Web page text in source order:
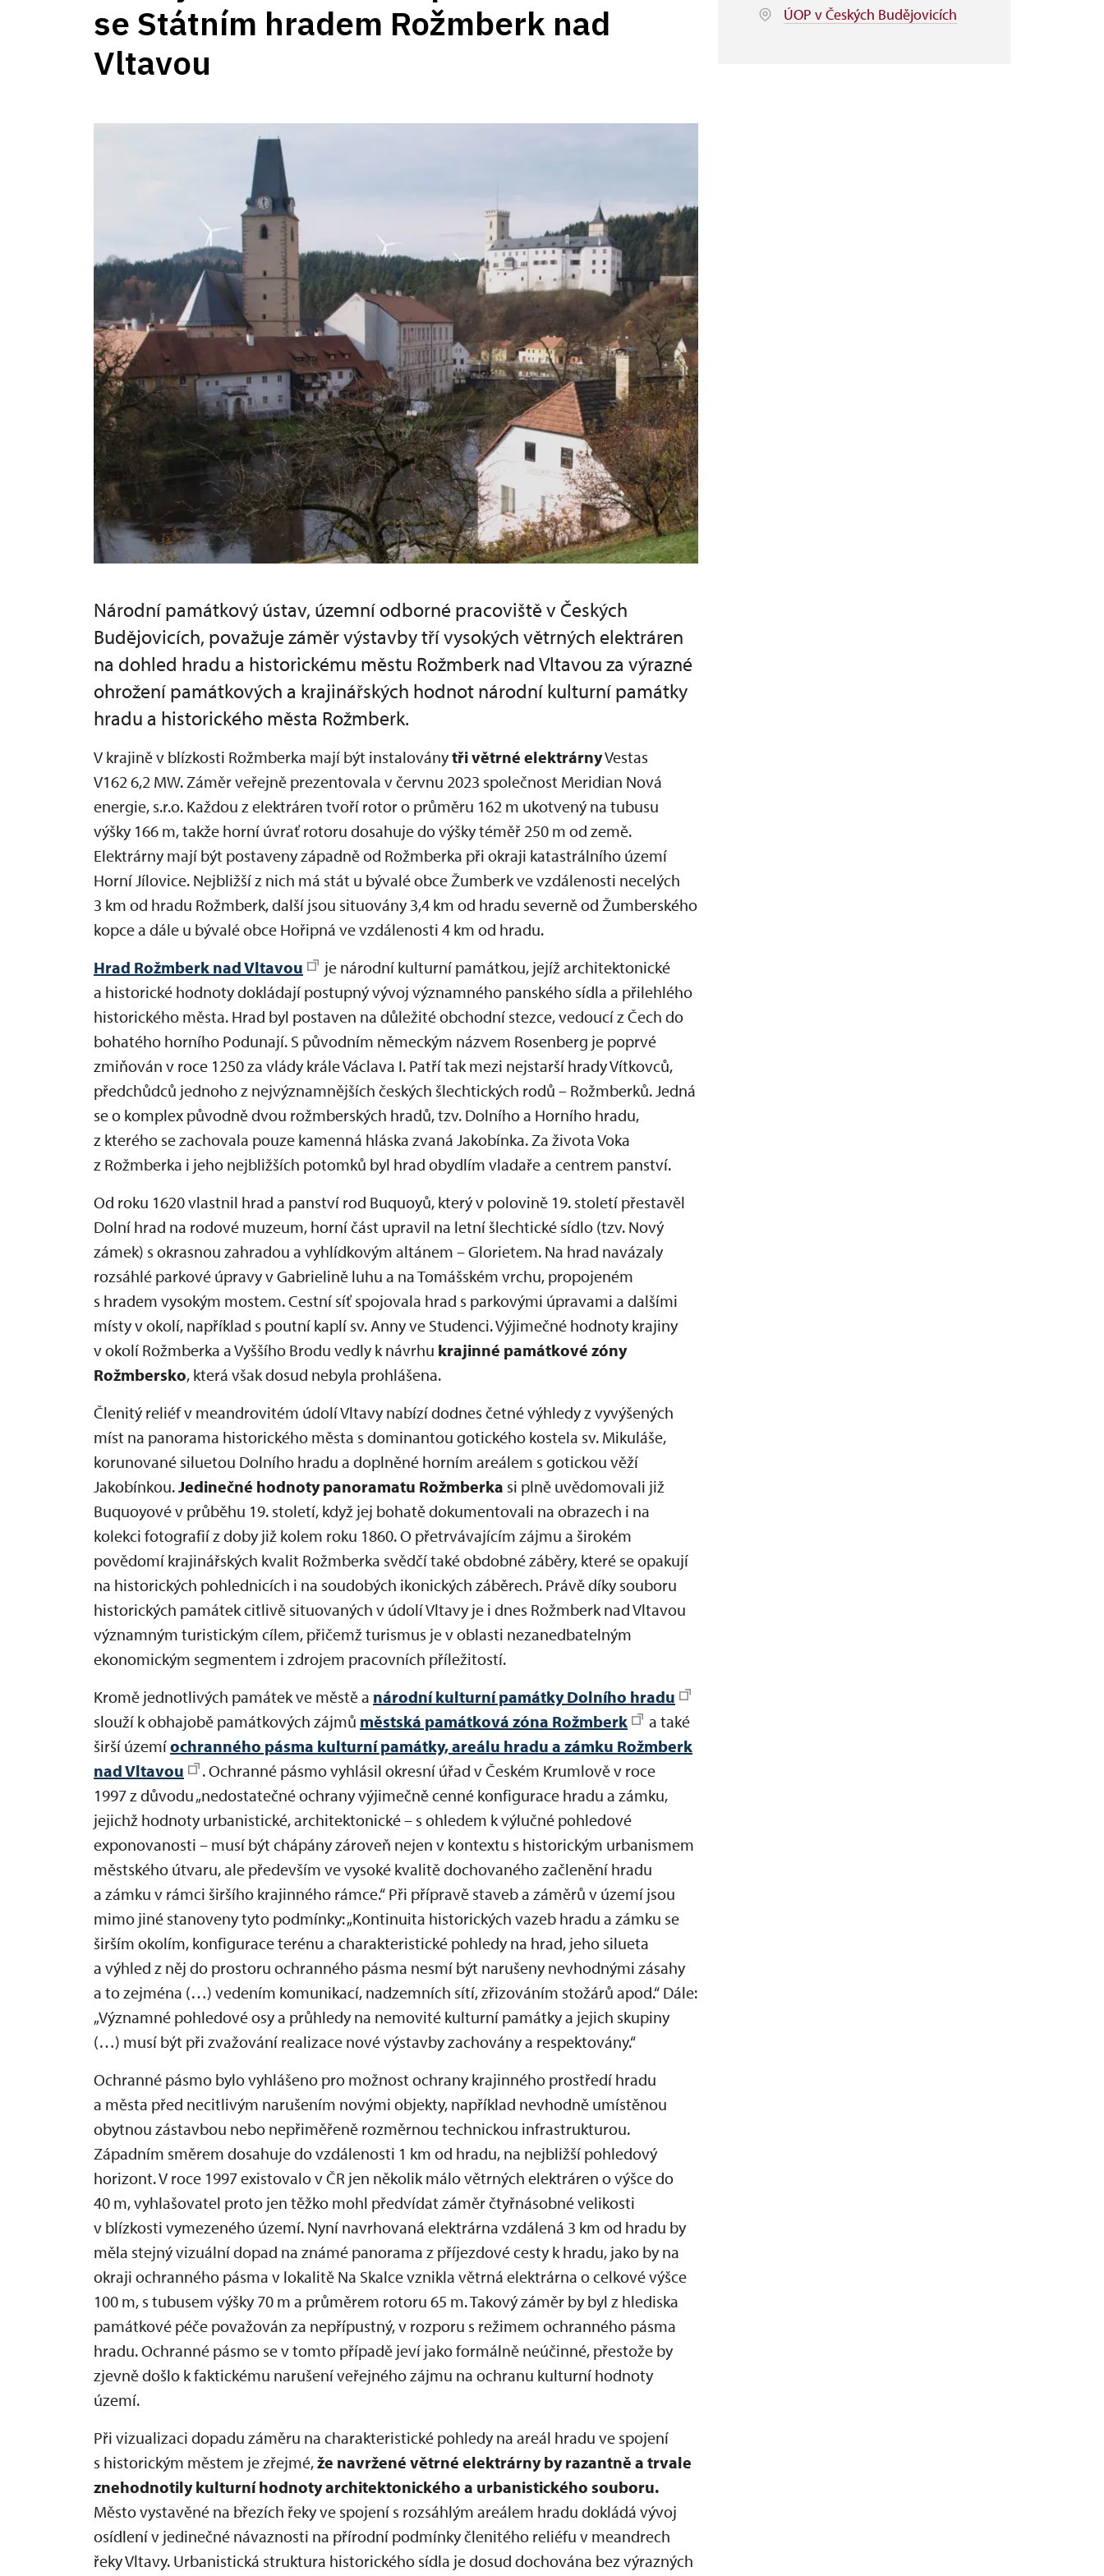
se Státním hradem Rožmberk nad
Vltavou
Národní památkový ústav, územní odborné pracoviště v Českých
Budějovicích, považuje záměr výstavby tří vysokých větrných elektráren
na dohled hradu a historickému městu Rožmberk nad Vltavou za výrazné
ohrožení památkových a krajinářských hodnot národní kulturní památky
hradu a historického města Rožmberk.
V krajině v blízkosti Rožmberka mají být instaloványtři větrné elektrárnyVestas
V162 6,2 MW. Záměr veřejně prezentovala v červnu 2023 společnost Meridian Nová
energie, s.r.o. Každou z elektráren tvoří rotor o průměru 162 m ukotvený na tubusu
výšky 166 m, takže horní úvrať rotoru dosahuje do výšky téměř 250 m od země.
Elektrárny mají být postaveny západně od Rožmberka při okraji katastrálního území
Horní Jílovice. Nejbližší z nich má stát u bývalé obce Žumberk ve vzdálenosti necelých
3 km od hradu Rožmberk, další jsou situovány 3,4 km od hradu severně od Žumberského
kopce a dále u bývalé obce Hořipná ve vzdálenosti 4 km od hradu.
Hrad Rožmberk nad Vltavou
je národní kulturní památkou, jejíž architektonické
a historické hodnoty dokládají postupný vývoj významného panského sídla a přilehlého
historického města. Hrad byl postaven na důležité obchodní stezce, vedoucí z Čech do
bohatého horního Podunají. S původním německým názvem Rosenberg je poprvé
zmiňován v roce 1250 za vlády krále Václava I. Patří tak mezi nejstarší hrady Vítkovců,
předchůdců jednoho z nejvýznamnějších českých šlechtických rodů – Rožmberků. Jedná
se o komplex původně dvou rožmberských hradů, tzv. Dolního a Horního hradu,
z kterého se zachovala pouze kamenná hláska zvaná Jakobínka. Za života Voka
z Rožmberka i jeho nejbližších potomků byl hrad obydlím vladaře a centrem panství.
Od roku 1620 vlastnil hrad a panství rod Buquoyů, který v polovině 19. století přestavěl
Dolní hrad na rodové muzeum, horní část upravil na letní šlechtické sídlo (tzv. Nový
zámek) s okrasnou zahradou a vyhlídkovým altánem – Glorietem. Na hrad navázaly
rozsáhlé parkové úpravy v Gabrielině luhu a na Tomášském vrchu, propojeném
s hradem vysokým mostem. Cestní síť spojovala hrad s parkovými úpravami a dalšími
místy v okolí, například s poutní kaplí sv. Anny ve Studenci. Výjimečné hodnoty krajiny
v okolí Rožmberka a Vyššího Brodu vedly k návrhu krajinné památkové zóny
Rožmbersko, která však dosud nebyla prohlášena.
Členitý reliéf v meandrovitém údolí Vltavy nabízí dodnes četné výhledy z vyvýšených
míst na panorama historického města s dominantou gotického kostela sv. Mikuláše,
korunované siluetou Dolního hradu a doplněné horním areálem s gotickou věží
Jakobínkou.Jedinečné hodnoty panoramatu Rožmberka si plně uvědomovali již
Buquoyové v průběhu 19. století, když jej bohatě dokumentovali na obrazech i na
kolekci fotografií z doby již kolem roku 1860. O přetrvávajícím zájmu a širokém
povědomí krajinářských kvalit Rožmberka svědčí také obdobné záběry, které se opakují
na historických pohlednicích i na soudobých ikonických záběrech. Právě díky souboru
historických památek citlivě situovaných v údolí Vltavy je i dnes Rožmberk nad Vltavou
významným turistickým cílem, přičemž turismus je v oblasti nezanedbatelným
ekonomickým segmentem i zdrojem pracovních příležitostí.
Kromě jednotlivých památek ve městě a národní kulturní památky Dolního hradu
slouží k obhajobě památkových zájmů městská památková zóna Rožmberk
a také
širší územíochranného pásma kulturní památky, areálu hradu a zámku Rožmberk
nad Vltavou
. Ochranné pásmo vyhlásil okresní úřad v Českém Krumlově v roce
1997 z důvodu „nedostatečné ochrany výjimečně cenné konfigurace hradu a zámku,
jejichž hodnoty urbanistické, architektonické – s ohledem k výlučné pohledové
exponovanosti – musí být chápány zároveň nejen v kontextu s historickým urbanismem
městského útvaru, ale především ve vysoké kvalitě dochovaného začlenění hradu
a zámku v rámci širšího krajinného rámce.“ Při přípravě staveb a záměrů v území jsou
mimo jiné stanoveny tyto podmínky: „Kontinuita historických vazeb hradu a zámku se
širším okolím, konfigurace terénu a charakteristické pohledy na hrad, jeho silueta
a výhled z něj do prostoru ochranného pásma nesmí být narušeny nevhodnými zásahy
a to zejména (…) vedením komunikací, nadzemních sítí, zřizováním stožárů apod.“ Dále:
„Významné pohledové osy a průhledy na nemovité kulturní památky a jejich skupiny
(…) musí být při zvažování realizace nové výstavby zachovány a respektovány.“
Ochranné pásmo bylo vyhlášeno pro možnost ochrany krajinného prostředí hradu
a města před necitlivým narušením novými objekty, například nevhodně umístěnou
obytnou zástavbou nebo nepřiměřeně rozměrnou technickou infrastrukturou.
Západním směrem dosahuje do vzdálenosti 1 km od hradu, na nejbližší pohledový
horizont. V roce 1997 existovalo v ČR jen několik málo větrných elektráren o výšce do
40 m, vyhlašovatel proto jen těžko mohl předvídat záměr čtyřnásobné velikosti
v blízkosti vymezeného území. Nyní navrhovaná elektrárna vzdálená 3 km od hradu by
měla stejný vizuální dopad na známé panorama z příjezdové cesty k hradu, jako by na
okraji ochranného pásma v lokalitě Na Skalce vznikla větrná elektrárna o celkové výšce
100 m, s tubusem výšky 70 m a průměrem rotoru 65 m. Takový záměr by byl z hlediska
památkové péče považován za nepřípustný, v rozporu s režimem ochranného pásma
hradu. Ochranné pásmo se v tomto případě jeví jako formálně neúčinné, přestože by
zjevně došlo k faktickému narušení veřejného zájmu na ochranu kulturní hodnoty
území.
Při vizualizaci dopadu záměru na charakteristické pohledy na areál hradu ve spojení
s historickým městem je zřejmé,že navržené větrné elektrárny by razantně a trvale
znehodnotily kulturní hodnoty architektonického a urbanistického souboru.
Město vystavěné na březích řeky ve spojení s rozsáhlým areálem hradu dokládá vývoj
osídlení v jedinečné návaznosti na přírodní podmínky členitého reliéfu v meandrech
řeky Vltavy. Urbanistická struktura historického sídla je dosud dochována bez výrazných
ÚOP v Českých Budějovicích